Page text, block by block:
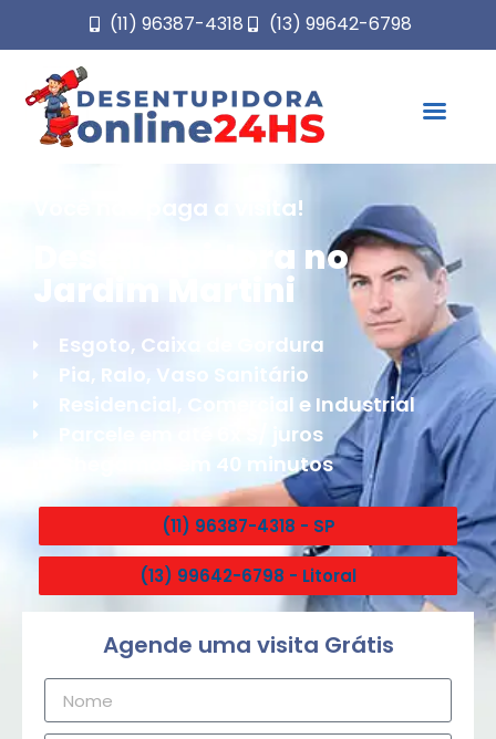
(11) 96387-4318 (13) 99642-6798
Você não paga a visita!
Desentupidora no
Jardim Martini
Esgoto, Caixa de Gordura
Pia, Ralo, Vaso Sanitário
Residencial, Comercial e Industrial
Parcele em até 6x S/ juros
Chegamos em 40 minutos
(11) 96387-4318 - SP
(13) 99642-6798 - Litoral
Agende uma visita Grátis